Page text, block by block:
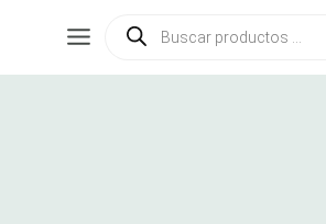
contenido
Búsqueda